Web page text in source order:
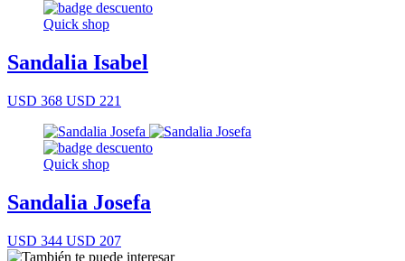
Quick shop
Sandalia Isabel
USD 368 USD 221
Quick shop
Sandalia Josefa
USD 344 USD 207